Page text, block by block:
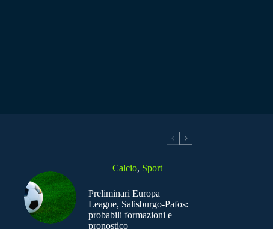
Calcio, Sport
Preliminari Europa
League, Salisburgo-Pafos:
probabili formazioni e
pronostico